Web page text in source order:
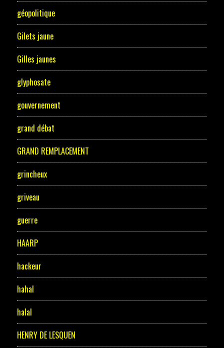
géopolitique
Gilets jaune
Gilles jaunes
glyphosate
gouvernement
grand débat
GRAND REMPLACEMENT
grincheux
griveau
guerre
HAARP
hackeur
hahal
halal
HENRY DE LESQUEN